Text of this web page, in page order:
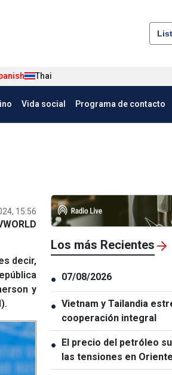
Thai
Vida social Programa de contacto
15:56
decir,
y
Los más Recientes
● 07/08/2026
● Vietnam y Tailandia
cooperación integral
● El precio del petróleo
las tensiones en